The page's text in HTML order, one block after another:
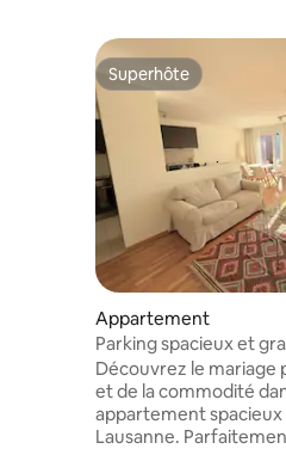
Superhôte
Superhôte
Appartement
Parking spacieux et
centre de Lausanne
Découvrez le
et de la commodité
appartement
Lausanne.